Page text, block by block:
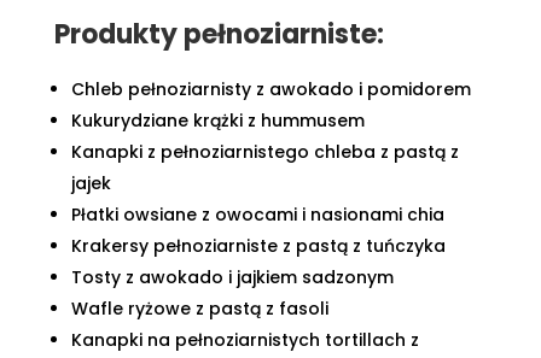
Produkty pełnoziarniste:
Chleb pełnoziarnisty z awokado i pomidorem
Kukurydziane krążki z hummusem
Kanapki z pełnoziarnistego chleba z pastą z
jajek
Płatki owsiane z owocami i nasionami chia
Krakersy pełnoziarniste z pastą z tuńczyka
Tosty z awokado i jajkiem sadzonym
Wafle ryżowe z pastą z fasoli
Kanapki na pełnoziarnistych tortillach z